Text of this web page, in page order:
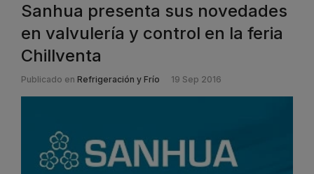
Sanhua presenta sus novedades
en valvulería y control en la feria
Chillventa
Publicado en Refrigeración y Frío 19 Sep 2016